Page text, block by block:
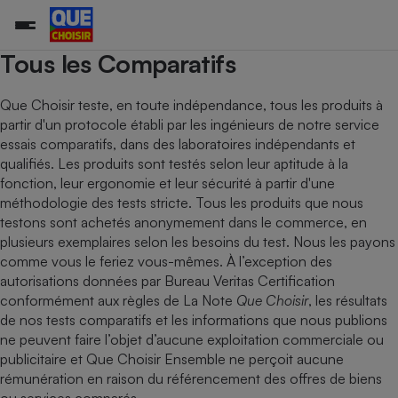
Tous les Comparatifs
Que Choisir teste, en toute indépendance, tous les produits à
partir d'un protocole établi par les ingénieurs de notre service
essais comparatifs, dans des laboratoires indépendants et
qualifiés. Les produits sont testés selon leur aptitude à la
fonction, leur ergonomie et leur sécurité à partir d'une
méthodologie des tests stricte. Tous les produits que nous
testons sont achetés anonymement dans le commerce, en
plusieurs exemplaires selon les besoins du test. Nous les payons
comme vous le feriez vous-mêmes. À l’exception des
autorisations données par Bureau Veritas Certification
conformément aux règles de La Note Que Choisir, les résultats
de nos tests comparatifs et les informations que nous publions
ne peuvent faire l’objet d’aucune exploitation commerciale ou
publicitaire et Que Choisir Ensemble ne perçoit aucune
rémunération en raison du référencement des offres de biens
Additifs
Agriculture
Nutrition
Produit alimentaire
Achat - Vente - Location
Assurance auto
Carburant
Magasin - Grande surface
Marketing - Fidélisation
Méthode de vente -
Organismes de défense
Système judiciairegratuit
Air
Déchet
Eau
Energie
Achat - Vente - Travaux
Copropriété
Location
Sport
Vacances - Tourisme
électrique
Démarche administrative
Famille
Senior
Service marchand
Train
Transport aérien
Toutes les actualités
Enquêtes
Guides d'achat
Conseils
Brèves
Tous les services
Soumettre un litige
Lettres types
Rencontrer une association locale
Tous nos combats
Nos actions
Nos grandes victoires
Les billets de la présidente
Nos associations locales
Nous rejoindre
En savoir plus sur Que Choisir Ensemble
nous ?
L’association
Nos missions
Notre méthodologie
Notre financement
Nos partenaires
Nous rejoindre